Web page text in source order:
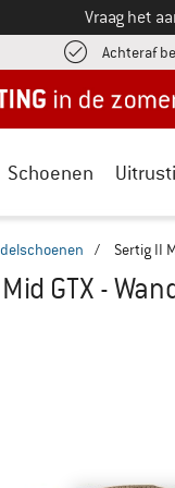
Vraag het
Achteraf
Schoenen
/ Sertig II
GTX -